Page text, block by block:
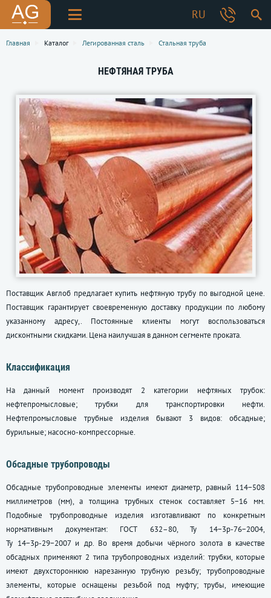
RU
Главная Каталог Легированная сталь Стальная труба
НЕФТЯНАЯ ТРУБА
Поставщик Авглоб предлагает купить нефтяную трубу по выгодной цене.
Поставщик гарантирует своевременную доставку продукции по любому
указанному адресу,. Постоянные клиенты могут воспользоваться
дисконтными скидками. Цена наилучшая в данном сегменте проката.
Классификация
На данный момент производят 2 категории нефтяных трубок:
нефтепромысловые; трубки для транспортировки нефти.
Нефтепромысловые трубные изделия бывают 3 видов: обсадные;
бурильные; насосно-компрессорные.
Обсадные трубопроводы
Обсадные трубопроводные элементы имеют диаметр, равный 114−508
миллиметров (мм), а толщина трубных стенок составляет 5−16 мм.
Подобные трубопроводные изделия изготавливают по конкретным
нормативным документам: ГОСТ 632–80, Ту 14−3р-76−2004,
Ту 14−3р-29−2007 и др. Во время добычи чёрного золота в качестве
обсадных применяют 2 типа трубопроводных изделий: трубки, которые
имеют двухстороннюю нарезанную трубную резьбу; трубопроводные
элементы, которые оснащены резьбой под муфту; трубы, имеющие